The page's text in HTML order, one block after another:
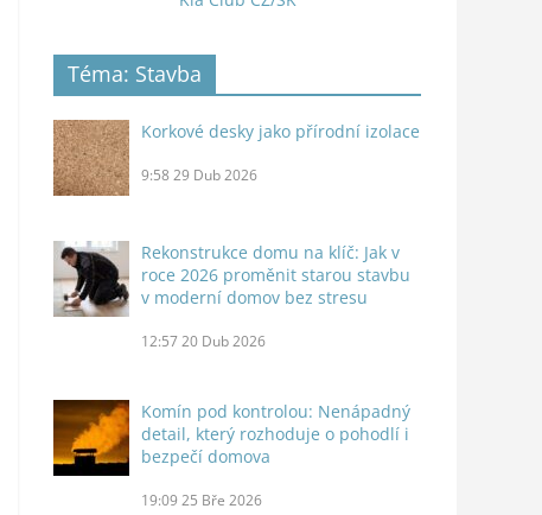
Téma: Stavba
Korkové desky jako přírodní izolace
9:58 29 Dub 2026
Rekonstrukce domu na klíč: Jak v
roce 2026 proměnit starou stavbu
v moderní domov bez stresu
12:57 20 Dub 2026
Komín pod kontrolou: Nenápadný
detail, který rozhoduje o pohodlí i
bezpečí domova
19:09 25 Bře 2026